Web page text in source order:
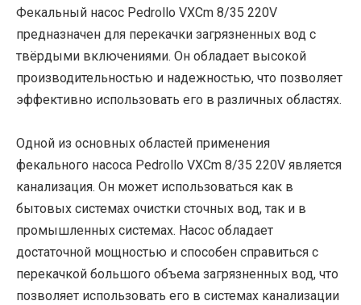
Фекальный насос Pedrollo VXCm 8/35 220V
предназначен для перекачки загрязненных вод с
твёрдыми включениями. Он обладает высокой
производительностью и надежностью, что позволяет
эффективно использовать его в различных областях.
Одной из основных областей применения
фекального насоса Pedrollo VXCm 8/35 220V является
канализация. Он может использоваться как в
бытовых системах очистки сточных вод, так и в
промышленных системах. Насос обладает
достаточной мощностью и способен справиться с
перекачкой большого объема загрязненных вод, что
позволяет использовать его в системах канализации